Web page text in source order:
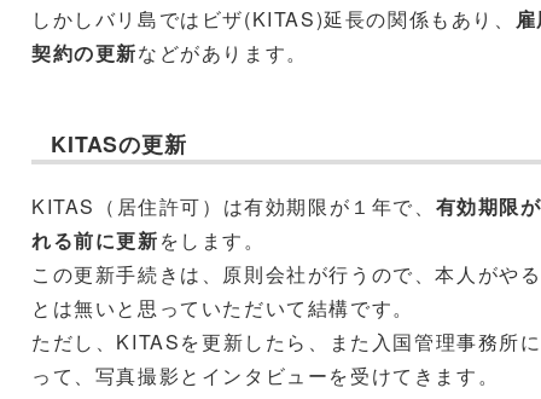
しかしバリ島ではビザ(KITAS)延長の関係もあり、
契約の更新などがあります。
KITASの更新
KITAS（居住許可）は有効期限が１年で、 有効期限
れる前に更新をします。
この更新手続きは、原則会社が行うので、本人がや
とは無いと思っていただいて結構です。
ただし、KITASを更新したら、また入国管理事務所
って、写真撮影とインタビューを受けてきます。